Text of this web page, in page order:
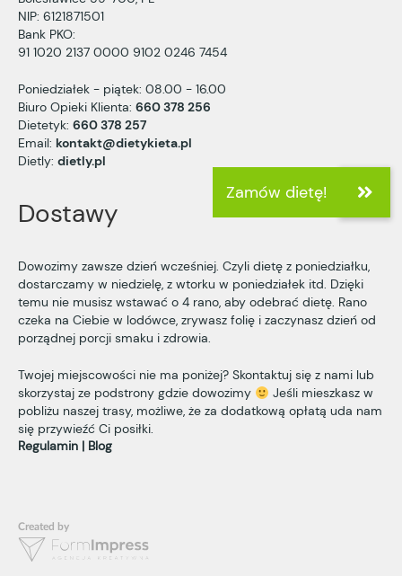
NIP: 6121871501
Bank PKO:
91 1020 2137 0000 9102 0246 7454
Poniedziałek - piątek: 08.00 - 16.00
Biuro Opieki Klienta: 660 378 256
Dietetyk: 660 378 257
Email: kontakt@dietykieta.pl
Dietly: dietly.pl
Dostawy
Dowozimy zawsze dzień wcześniej. Czyli dietę z poniedziałku,
dostarczamy w niedzielę, z wtorku w poniedziałek itd. Dzięki
temu nie musisz wstawać o 4 rano, aby odebrać dietę. Rano
czeka na Ciebie w lodówce, zrywasz folię i zaczynasz dzień od
porządnej porcji smaku i zdrowia.
Twojej miejscowości nie ma poniżej? Skontaktuj się z nami lub
skorzystaj ze podstrony gdzie dowozimy
Jeśli mieszkasz w
pobliżu naszej trasy, możliwe, że za dodatkową opłatą uda nam
się przywieźć Ci posiłki.
Regulamin Blog
Created by